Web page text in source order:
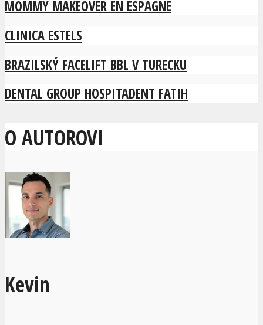
MOMMY MAKEOVER EN ESPAGNE
CLINICA ESTELS
BRAZILSKÝ FACELIFT BBL V TURECKU
DENTAL GROUP HOSPITADENT FATIH
O AUTOROVI
Kevin